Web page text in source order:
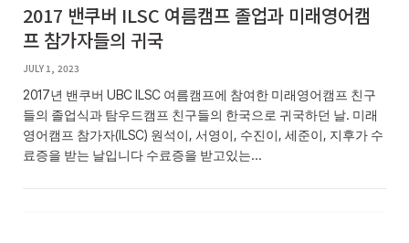
2017 밴쿠버 ILSC 여름캠프 졸업과 미래영어캠
프 참가자들의 귀국
JULY 1, 2023
2017년 밴쿠버 UBC ILSC 여름캠프에 참여한 미래영어캠프 친구
들의 졸업식과 탐우드캠프 친구들의 한국으로 귀국하던 날. 미래
영어캠프 참가자(ILSC) 원석이, 서영이, 수진이, 세준이, 지후가 수
료증을 받는 날입니다 수료증을 받고있는…